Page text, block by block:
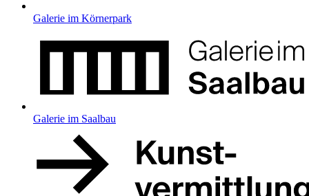
Galerie im Körnerpark
Galerie im Saalbau